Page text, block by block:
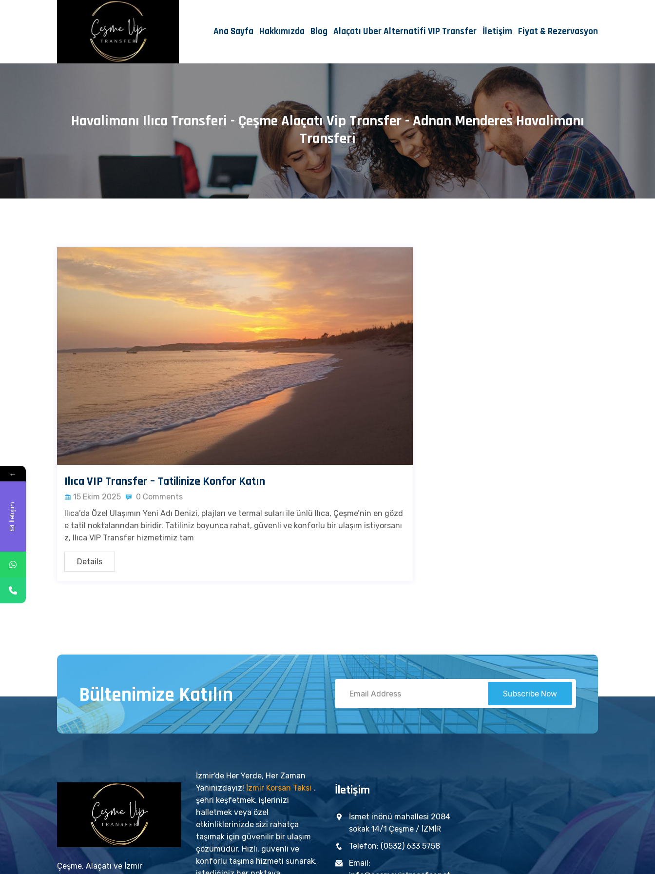
Ana Sayfa Hakkımızda Blog Alaçatı Uber Alternatifi VIP Transfer İletişim Fiyat & Rezervasyon
Havalimanı Ilıca Transferi - Çeşme Alaçatı Vip Transfer - Adnan Menderes Havalimanı
Transferi
Ilıca VIP Transfer – Tatilinize Konfor Katın
15 Ekim 2025
0 Comments
Ilıca’da Özel Ulaşımın Yeni Adı Denizi, plajları ve termal suları ile ünlü Ilıca, Çeşme’nin en gözd
e tatil noktalarından biridir. Tatiliniz boyunca rahat, güvenli ve konforlu bir ulaşım istiyorsanı
z, Ilıca VIP Transfer hizmetimiz tam
Details
Bültenimize Katılın Subscribe Now
Çeşme, Alaçatı ve İzmir
İzmir'de Her Yerde, Her Zaman
Yanınızdayız! İzmir Korsan Taksi ,
şehri keşfetmek, işlerinizi
halletmek veya özel
etkinliklerinizde sizi rahatça
taşımak için güvenilir bir ulaşım
çözümüdür. Hızlı, güvenli ve
konforlu taşıma hizmeti sunarak,
İletişim
İsmet inönü mahallesi 2084
sokak 14/1 Çeşme / İZMİR
Telefon: (0532) 633 5758
Email:
←
İletişim